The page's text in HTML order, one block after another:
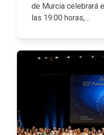
de Murcia celebrará
las 19:00 horas,…